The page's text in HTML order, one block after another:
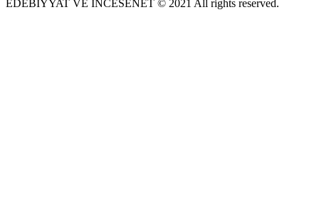
EDEBIYYAT VE INCESENET © 2021 All rights reserved.